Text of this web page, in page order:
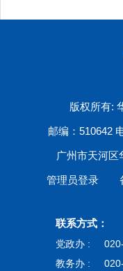
版权所有:
邮编：510642
广州市天河区
管理员登录
联系方式：
党政办 :
教务办 :